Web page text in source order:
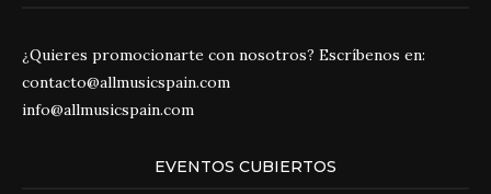
¿Quieres promocionarte con nosotros? Escríbenos en:
contacto@allmusicspain.com
info@allmusicspain.com
EVENTOS CUBIERTOS